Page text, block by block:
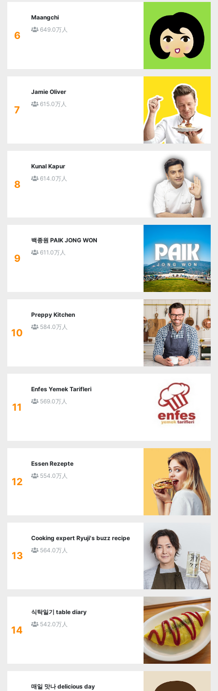
6
Maangchi
649.0万人
7
Jamie Oliver
615.0万人
8
Kunal Kapur
614.0万人
9
백종원 PAIK JONG WON
611.0万人
10
Preppy Kitchen
584.0万人
11
Enfes Yemek Tarifleri
569.0万人
12
Essen Rezepte
554.0万人
13
Cooking expert Ryuji's buzz recipe
564.0万人
14
식탁일기 table diary
542.0万人
매일 맛나 delicious day